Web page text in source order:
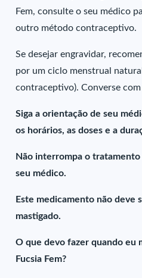
Fem, consulte o seu médico
outro método contraceptivo.
Se desejar engravidar,
por um ciclo menstrual
contraceptivo). Converse
Siga a orientação de seu
os horários, as doses e a
Não interrompa o
seu médico.
Este medicamento não deve
mastigado.
O que devo fazer quando eu
Fucsia Fem?